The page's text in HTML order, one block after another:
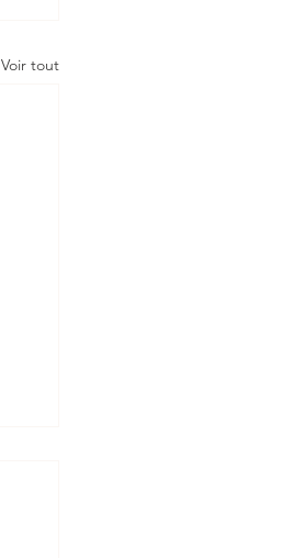
Voir tout